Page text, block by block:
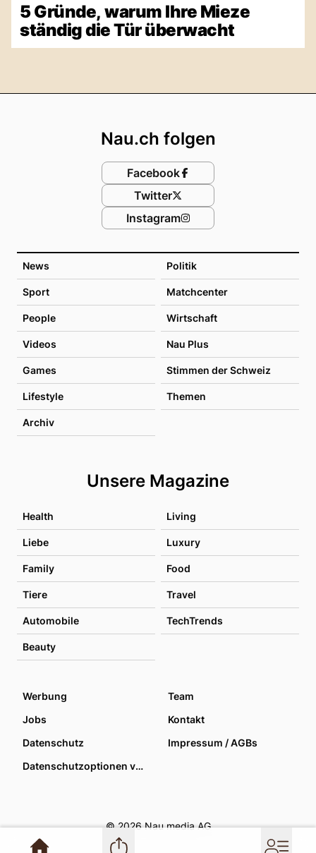
5 Gründe, warum Ihre Mieze
ständig die Tür überwacht
News Politik
Sport Matchcenter
People Wirtschaft
Videos Nau Plus
Games Stimmen der Schweiz
Lifestyle Themen
Archiv
Unsere Magazine
Health Living
Liebe Luxury
Family Food
Tiere Travel
Automobile TechTrends
Beauty
Nau.ch folgen
Facebook
Twitter
Instagram
Werbung
Team
Jobs
Kontakt
Datenschutz
Impressum / AGBs
Datenschutzoptionen verwalten
© 2026 Nau media AG